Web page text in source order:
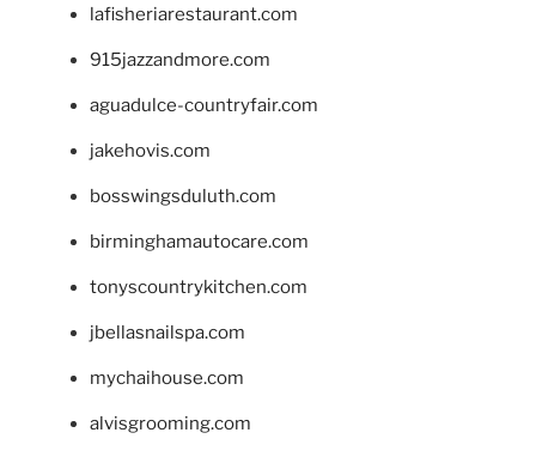
lafisheriarestaurant.com
915jazzandmore.com
aguadulce-countryfair.com
jakehovis.com
bosswingsduluth.com
birminghamautocare.com
tonyscountrykitchen.com
jbellasnailspa.com
mychaihouse.com
alvisgrooming.com